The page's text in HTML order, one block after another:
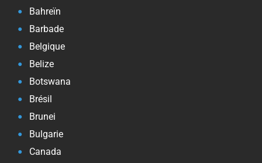
Bahreïn
Barbade
Belgique
Belize
Botswana
Brésil
Brunei
Bulgarie
Canada